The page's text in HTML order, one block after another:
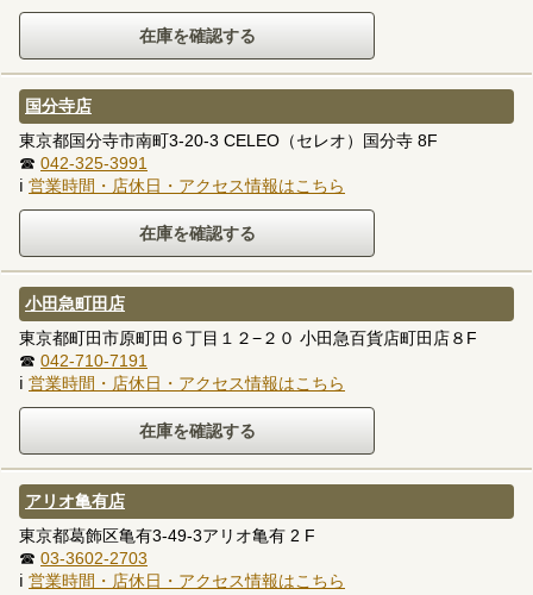
国分寺店
東京都国分寺市南町3-20-3 CELEO（セレオ）国分寺 8F
☎ 042-325-3991
ℹ 営業時間・店休日・アクセス情報はこちら
小田急町田店
東京都町田市原町田６丁目１２−２０ 小田急百貨店町田店８F
☎ 042-710-7191
ℹ 営業時間・店休日・アクセス情報はこちら
アリオ亀有店
東京都葛飾区亀有3-49-3アリオ亀有 2 F
☎ 03-3602-2703
ℹ 営業時間・店休日・アクセス情報はこちら